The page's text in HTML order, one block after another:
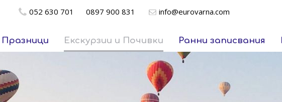
052 630 701 0897 900 831 info@eurovarna.com
Празници Екскурзии и Почивки Ранни записвания